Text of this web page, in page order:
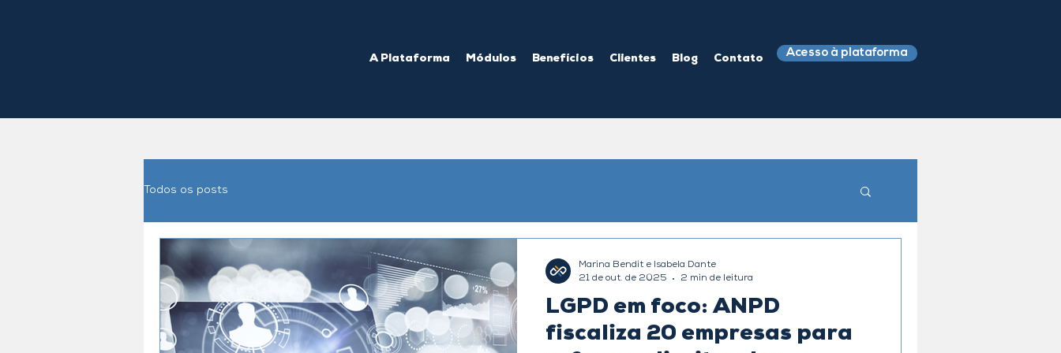
A Plataforma Módulos Benefícios Clientes Blog Contato Acesso à plataforma
Todos os posts
LGPD em foco: ANPD
fiscaliza 20 empresas para
Marina Bendit e Isabela Dante
21 de out. de 2025
2 min de leitura